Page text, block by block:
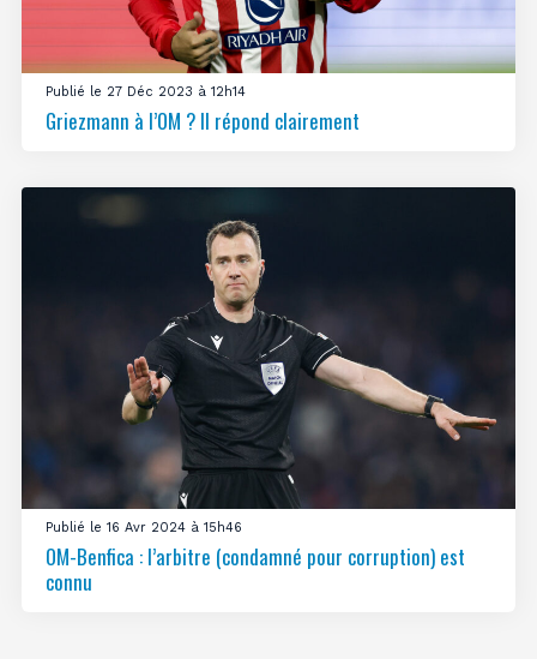
Publié le 27 Déc 2023 à 12h14
Griezmann à l’OM ? Il répond clairement
Publié le 16 Avr 2024 à 15h46
OM-Benfica : l’arbitre (condamné pour corruption) est
connu